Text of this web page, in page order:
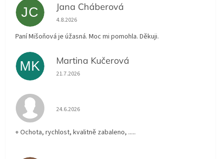
JC Jana Cháberová
Hodnocení obchodu je 5 z 5 hvězdiček.
4.8.2026
Paní Mišoňová je úžasná. Moc mi pomohla. Děkuji.
MK Martina Kučerová
Hodnocení obchodu je 5 z 5 hvězdiček.
21.7.2026
Hodnocení obchodu je 5 z 5 hvězdiček.
24.6.2026
+ Ochota, rychlost, kvalitně zabaleno, .....